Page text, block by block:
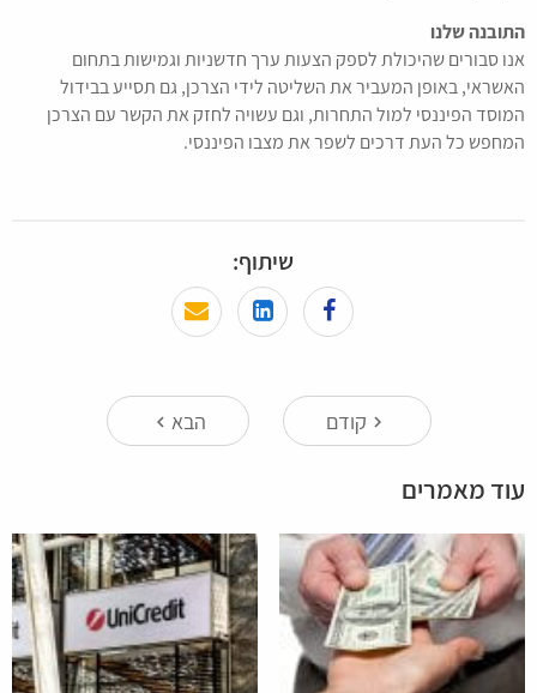
התובנה שלנו
אנו סבורים שהיכולת לספק הצעות ערך חדשניות וגמישות בתחום
האשראי, באופן המעביר את השליטה לידי הצרכן, גם תסייע בבידול
המוסד הפיננסי למול התחרות, וגם עשויה לחזק את הקשר עם הצרכן
המחפש כל העת דרכים לשפר את מצבו הפיננסי.
שיתוף:
keyboard_arrow_right קודם הבא keyboard_arrow_left
עוד מאמרים